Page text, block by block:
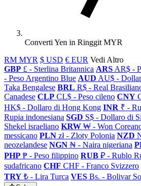
Converti Yen in Ringgit MYR
RM MYR $ USD € EUR Vedi Altro
GBP £ - Sterlina Britannica ARS AR$ -
- Peso Argentino Blue AUD AU$ -
Taka Bengalese BRL R$ - Real
Canadese CLP CL$ - Peso cileno CNY
HK$ - Dollaro di Hong Kong INR ₹ -
Rupia indonesiana SGD S$ - Dollaro di
Shekel israeliano KRW ₩ - Won
messicano PLN zł - Zloty Polonia NZD
neozelandese NGN ₦ - Naira nigeriana
PHP ₱ - Peso filippino RUB ₽ - Rublo
sudafricano CHF CHF - Franco Svizzero
TRY ₺ - Lira Turca VES Bs. - Bolivar